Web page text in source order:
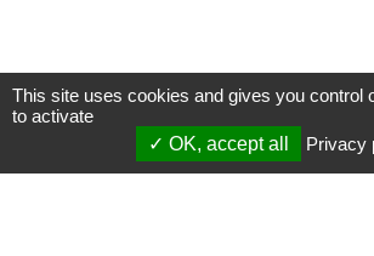
This site uses cookies and gives you control
to activate
OK, accept all
Privacy